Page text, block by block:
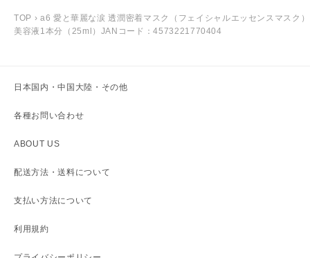
TOP › a6 愛と華麗な涙 透潤密着マスク（フェイシャルエッセンスマスク）
美容液1本分（25ml）JANコード：4573221770404
日本国内・中国大陸・その他
各種お問い合わせ
ABOUT US
配送方法・送料について
支払い方法について
利用規約